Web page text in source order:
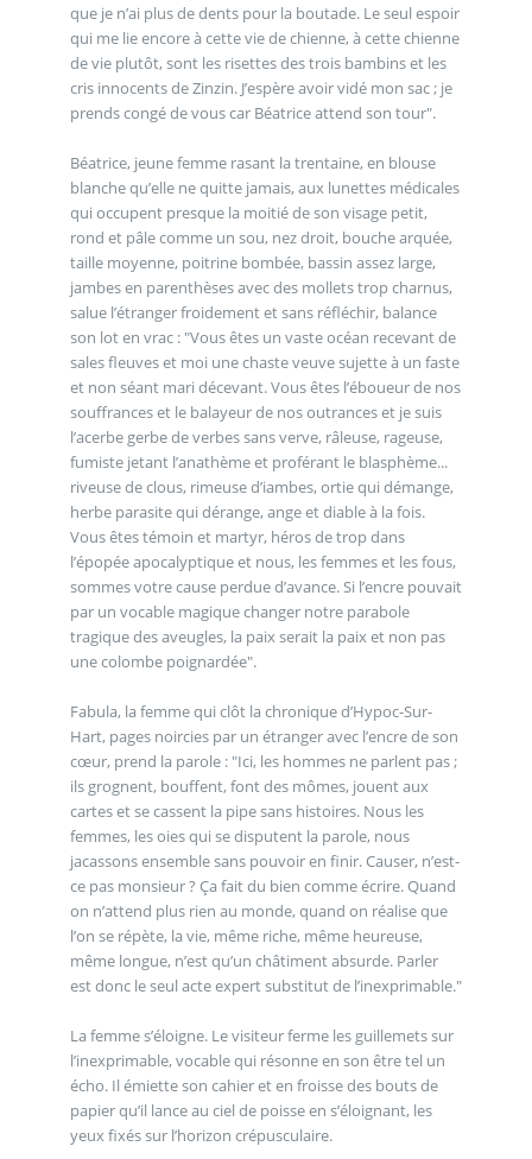
que je n’ai plus de dents pour la boutade. Le seul espoir
qui me lie encore à cette vie de chienne, à cette chienne
de vie plutôt, sont les risettes des trois bambins et les
cris innocents de Zinzin. J’espère avoir vidé mon sac ; je
prends congé de vous car Béatrice attend son tour".
Béatrice, jeune femme rasant la trentaine, en blouse
blanche qu’elle ne quitte jamais, aux lunettes médicales
qui occupent presque la moitié de son visage petit,
rond et pâle comme un sou, nez droit, bouche arquée,
taille moyenne, poitrine bombée, bassin assez large,
jambes en parenthèses avec des mollets trop charnus,
salue l’étranger froidement et sans réfléchir, balance
son lot en vrac : "Vous êtes un vaste océan recevant de
sales fleuves et moi une chaste veuve sujette à un faste
et non séant mari décevant. Vous êtes l’éboueur de nos
souffrances et le balayeur de nos outrances et je suis
l’acerbe gerbe de verbes sans verve, râleuse, rageuse,
fumiste jetant l’anathème et proférant le blasphème...
riveuse de clous, rimeuse d’iambes, ortie qui démange,
herbe parasite qui dérange, ange et diable à la fois.
Vous êtes témoin et martyr, héros de trop dans
l’épopée apocalyptique et nous, les femmes et les fous,
sommes votre cause perdue d’avance. Si l’encre pouvait
par un vocable magique changer notre parabole
tragique des aveugles, la paix serait la paix et non pas
une colombe poignardée".
Fabula, la femme qui clôt la chronique d’Hypoc-Sur-
Hart, pages noircies par un étranger avec l’encre de son
cœur, prend la parole : "Ici, les hommes ne parlent pas ;
ils grognent, bouffent, font des mômes, jouent aux
cartes et se cassent la pipe sans histoires. Nous les
femmes, les oies qui se disputent la parole, nous
jacassons ensemble sans pouvoir en finir. Causer, n’est-
ce pas monsieur ? Ça fait du bien comme écrire. Quand
on n’attend plus rien au monde, quand on réalise que
l’on se répète, la vie, même riche, même heureuse,
même longue, n’est qu’un châtiment absurde. Parler
est donc le seul acte expert substitut de l’inexprimable."
La femme s’éloigne. Le visiteur ferme les guillemets sur
l’inexprimable, vocable qui résonne en son être tel un
écho. Il émiette son cahier et en froisse des bouts de
papier qu’il lance au ciel de poisse en s’éloignant, les
yeux fixés sur l’horizon crépusculaire.